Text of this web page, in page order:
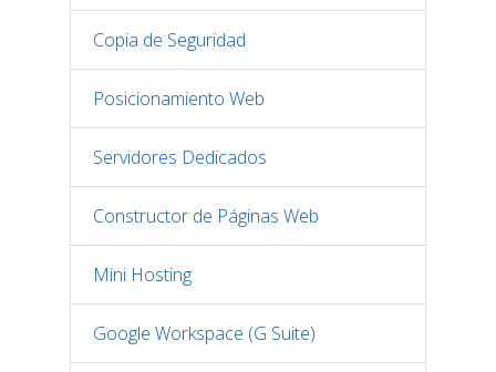
Copia de Seguridad
Posicionamiento Web
Servidores Dedicados
Constructor de Páginas Web
Mini Hosting
Google Workspace (G Suite)